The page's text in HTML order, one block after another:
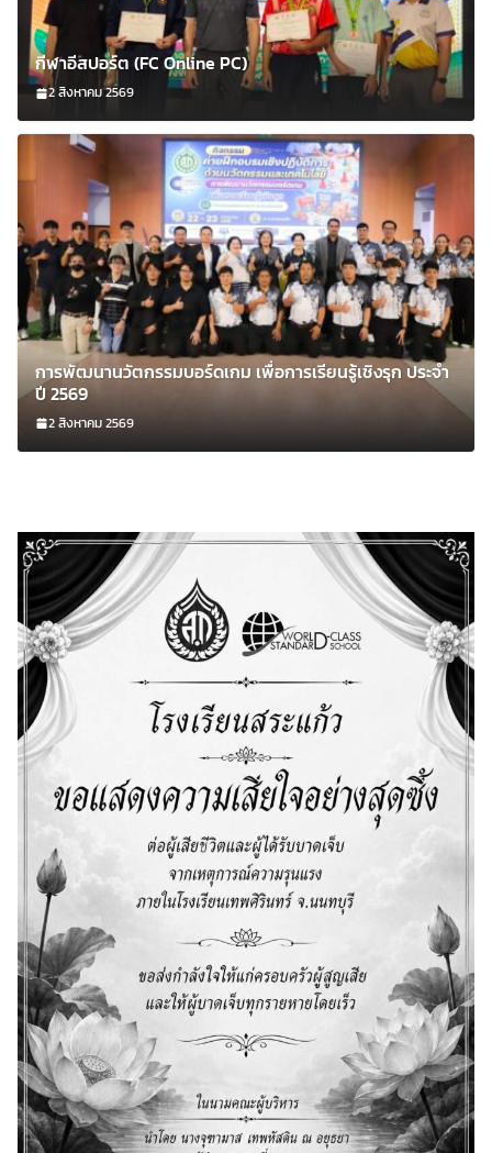
กีฬาอีสปอร์ต (FC Online PC)
2 สิงหาคม 2569
การพัฒนานวัตกรรมบอร์ดเกม เพื่อการเรียนรู้เชิงรุก ประจำ
ปี 2569
2 สิงหาคม 2569